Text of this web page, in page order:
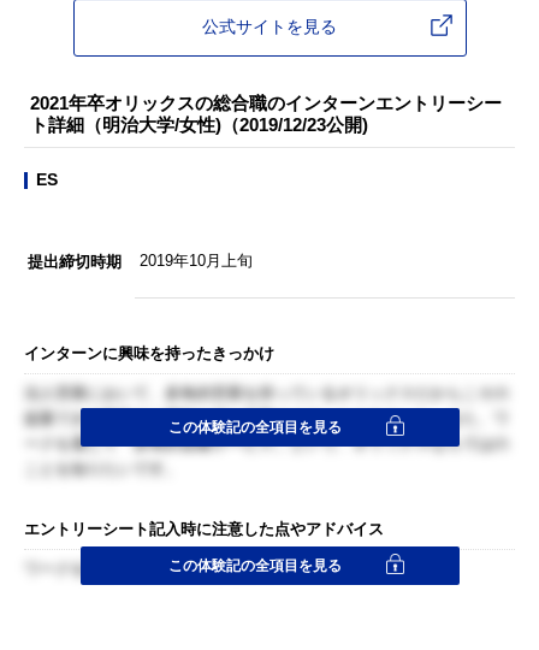
公式サイトを見る
2021年卒オリックスの総合職のインターンエントリーシー
ト詳細（明治大学/女性)（2019/12/23公開)
ES
提出締切時期 2019年10月上旬
インターンに興味を持ったきっかけ
法人営業において、多角的営業を持っているオリックスだからこその
提案できる幅広さに興味を持ち応募させていただきました。また、ワ
ークを通じて「多角的金融サービス」という、オリックスならではの
ことを知りたいです。
この体験記の全項目を見る
エントリーシート記入時に注意した点やアドバイス
ワークを通して知りたいことを書く
この体験記の全項目を見る